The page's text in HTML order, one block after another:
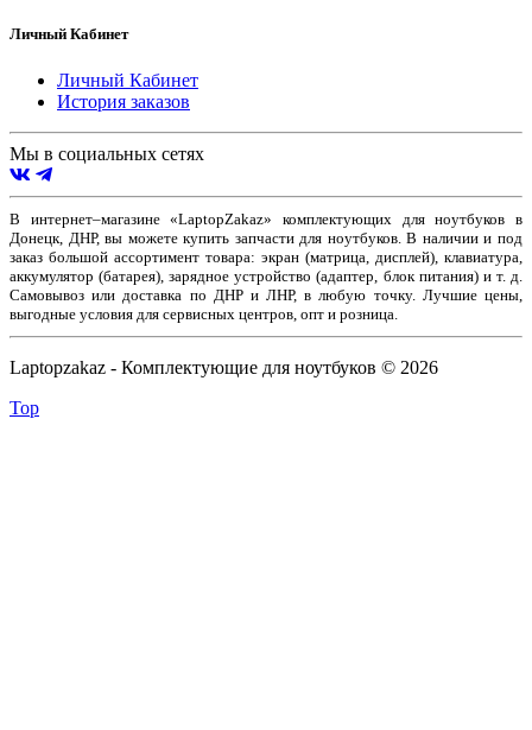
Личный Кабинет
Личный Кабинет
История заказов
Мы в социальных сетях
В интернет–магазине «LaptopZakaz» комплектующих для ноутбуков в
Донецк, ДНР, вы можете купить запчасти для ноутбуков. В наличии и под
заказ большой ассортимент товара: экран (матрица, дисплей), клавиатура,
аккумулятор (батарея), зарядное устройство (адаптер, блок питания) и т. д.
Самовывоз или доставка по ДНР и ЛНР, в любую точку. Лучшие цены,
выгодные условия для сервисных центров, опт и розница.
Laptopzakaz - Комплектующие для ноутбуков © 2026
Top